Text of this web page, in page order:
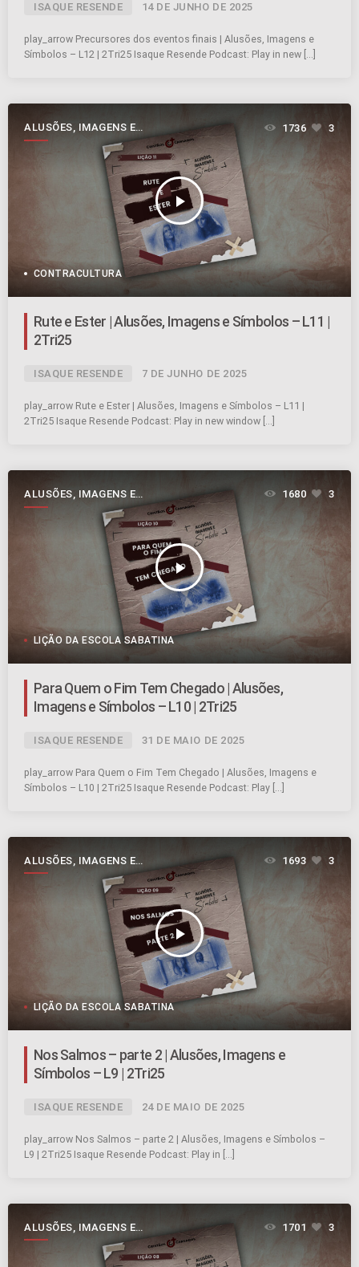
ISAQUE RESENDE 14 DE JUNHO DE 2025
play_arrow Precursores dos eventos finais | Alusões, Imagens e
Símbolos – L12 | 2Tri25 Isaque Resende Podcast: Play in new […]
ALUSÕES, IMAGENS E
SÍMBOLOS
play_arrow
1736 3
CONTRACULTURA
Rute e Ester | Alusões, Imagens e Símbolos – L11 |
2Tri25
ISAQUE RESENDE 7 DE JUNHO DE 2025
play_arrow Rute e Ester | Alusões, Imagens e Símbolos – L11 |
2Tri25 Isaque Resende Podcast: Play in new window […]
ALUSÕES, IMAGENS E
SÍMBOLOS
play_arrow
1680 3
LIÇÃO DA ESCOLA SABATINA
Para Quem o Fim Tem Chegado | Alusões,
Imagens e Símbolos – L10 | 2Tri25
ISAQUE RESENDE 31 DE MAIO DE 2025
play_arrow Para Quem o Fim Tem Chegado | Alusões, Imagens e
Símbolos – L10 | 2Tri25 Isaque Resende Podcast: Play […]
ALUSÕES, IMAGENS E
SÍMBOLOS
play_arrow
1693 3
LIÇÃO DA ESCOLA SABATINA
Nos Salmos – parte 2 | Alusões, Imagens e
Símbolos – L9 | 2Tri25
ISAQUE RESENDE 24 DE MAIO DE 2025
play_arrow Nos Salmos – parte 2 | Alusões, Imagens e Símbolos –
L9 | 2Tri25 Isaque Resende Podcast: Play in […]
ALUSÕES, IMAGENS E
SÍMBOLOS
1701 3